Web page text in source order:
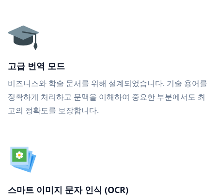
고급 번역 모드
비즈니스와 학술 문서를 위해 설계되었습니다. 기술 용어를
정확하게 처리하고 문맥을 이해하여 중요한 부분에서도 최
고의 정확도를 보장합니다.
스마트 이미지 문자 인식 (OCR)